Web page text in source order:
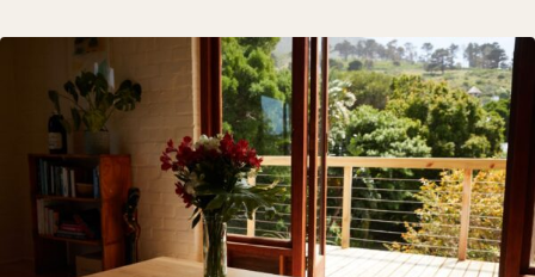
Scaevola: Historia i pielęgnacja tej wyjątkowej rośliny